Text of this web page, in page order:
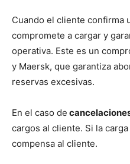
Cuando el cliente confirma
compromete a cargar y
operativa. Este es un
y Maersk, que garantiza
reservas excesivas.
En el caso de
cargos al cliente. Si la
compensa al cliente.